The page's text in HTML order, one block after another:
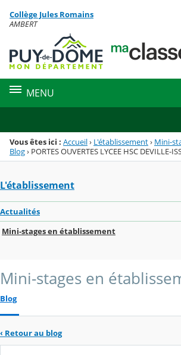
Menu de la rubrique
Contenu
Collège Jules Romains
AMBERT
MENU
Vous êtes ici : Accueil› L'établissement› Mini-
Blog› PORTES OUVERTES LYCEE HSC DEVILLE-
L'établissement
Actualités
Mini-stages en établissement
Mini-stages en
Blog
‹ Retour au blog